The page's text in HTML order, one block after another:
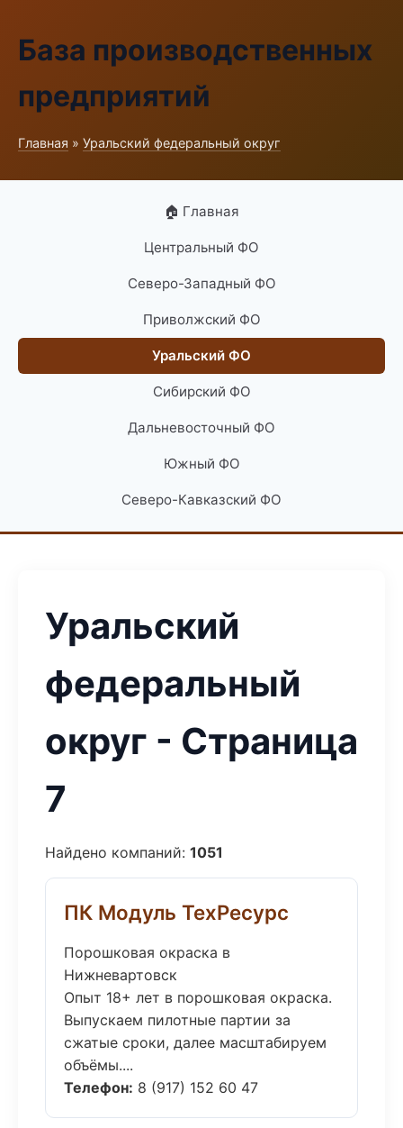
База производственных
предприятий
Главная » Уральский федеральный округ
🏠 Главная
Центральный ФО
Северо-Западный ФО
Приволжский ФО
Уральский ФО
Сибирский ФО
Дальневосточный ФО
Южный ФО
Северо-Кавказский ФО
Уральский
федеральный
округ - Страница
7
Найдено компаний: 1051
ПК Модуль ТехРесурс
Порошковая окраска в
Нижневартовск
Опыт 18+ лет в порошковая окраска.
Выпускаем пилотные партии за
сжатые сроки, далее масштабируем
объёмы....
Телефон: 8 (917) 152 60 47